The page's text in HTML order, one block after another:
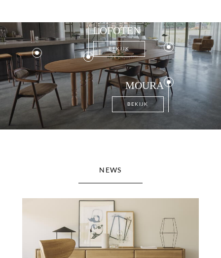
MOURA
BEKIJK
LOFOTEN
BEKIJK
NEWS